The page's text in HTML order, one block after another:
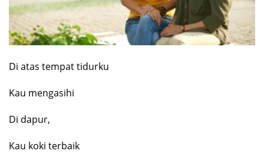
Di atas tempat tidurku
Kau mengasihi
Di dapur,
Kau koki terbaik